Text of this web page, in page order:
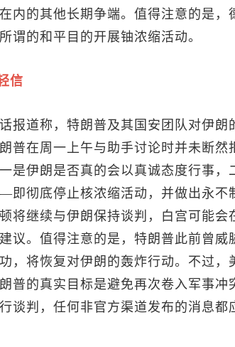
内的其他长期争端。值得注意的是，
谓的和平目的开展铀浓缩活动。
信
报道称，特朗普及其国安团队对伊朗
普在周一上午与助手讨论时并未断然
是伊朗是否真的会以真诚态度行事，
彻底停止核浓缩活动，并做出永不
将继续与伊朗保持谈判，白宫可能会
议。值得注意的是，特朗普此前曾威
，将恢复对伊朗的轰炸行动。不过，
普的真实目标是避免再次卷入军事冲
谈判，任何非官方渠道发布的消息都